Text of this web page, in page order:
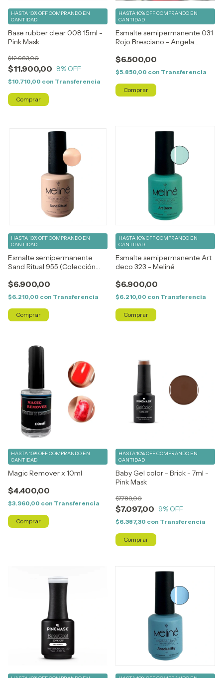
Base rubber clear 008 15ml -
Pink Mask
$11.900,00
$12.983,00
8% OFF
HASTA 10% OFFCOMPRANDO EN
CANTIDAD
$10.710,00 con Transferencia
Esmalte semipermanente 031
Rojo Bresciano - Angela
$6.500,00
HASTA 10% OFFCOMPRANDO EN
CANTIDAD
$5.850,00 con Transferencia
Esmalte semipermanente
Sand Ritual 955 (Colección
$6.900,00
HASTA 10% OFFCOMPRANDO EN
CANTIDAD
$6.210,00 con Transferencia
Esmalte semipermanente Art
deco 323 - Meliné
$6.900,00
HASTA 10% OFFCOMPRANDO EN
CANTIDAD
$6.210,00 con Transferencia
Magic Remover x 10ml
$4.400,00
HASTA 10% OFFCOMPRANDO EN
CANTIDAD
$3.960,00 con Transferencia
Baby Gel color - Brick - 7ml -
Pink Mask
$7.097,00
$7.789,00
9% OFF
HASTA 10% OFFCOMPRANDO EN
CANTIDAD
$6.387,30 con Transferencia